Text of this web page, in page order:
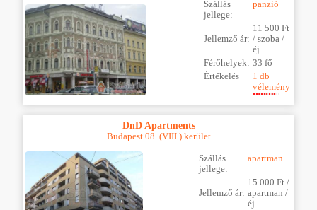
Szállás
jellege:
panzió
Jellemző ár:
11 500 Ft
/ szoba /
éj
Férőhelyek: 33 fő
Értékelés
1 db
vélemény
DnD Apartments
Budapest 08. (VIII.) kerület
Szállás
jellege:
apartman
Jellemző ár:
15 000 Ft /
apartman /
éj